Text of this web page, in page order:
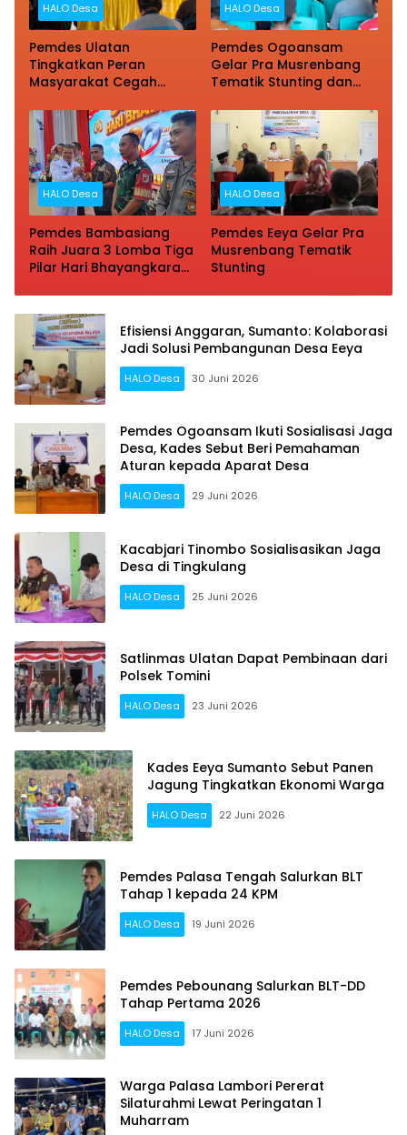
HALO Desa
Pemdes Ulatan
Tingkatkan Peran
Masyarakat Cegah
HALO Desa
Pemdes Ogoansam
Gelar Pra Musrenbang
Tematik Stunting dan
HALO Desa
Pemdes Bambasiang
Raih Juara 3 Lomba Tiga
Pilar Hari Bhayangkara
HALO Desa
Pemdes Eeya Gelar Pra
Musrenbang Tematik
Stunting
Efisiensi Anggaran, Sumanto: Kolaborasi
Jadi Solusi Pembangunan Desa Eeya
HALO Desa 30 Juni 2026
Pemdes Ogoansam Ikuti Sosialisasi Jaga
Desa, Kades Sebut Beri Pemahaman
Aturan kepada Aparat Desa
HALO Desa 29 Juni 2026
Kacabjari Tinombo Sosialisasikan Jaga
Desa di Tingkulang
HALO Desa 25 Juni 2026
Satlinmas Ulatan Dapat Pembinaan dari
Polsek Tomini
HALO Desa 23 Juni 2026
Kades Eeya Sumanto Sebut Panen
Jagung Tingkatkan Ekonomi Warga
HALO Desa 22 Juni 2026
Pemdes Palasa Tengah Salurkan BLT
Tahap 1 kepada 24 KPM
HALO Desa 19 Juni 2026
Pemdes Pebounang Salurkan BLT-DD
Tahap Pertama 2026
HALO Desa 17 Juni 2026
Warga Palasa Lambori Pererat
Silaturahmi Lewat Peringatan 1
Muharram